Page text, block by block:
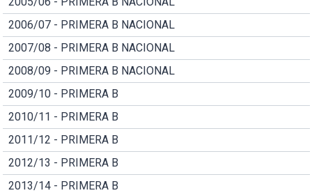
2006/07 - PRIMERA B NACIONAL
2007/08 - PRIMERA B NACIONAL
2008/09 - PRIMERA B NACIONAL
2009/10 - PRIMERA B
2010/11 - PRIMERA B
2011/12 - PRIMERA B
2012/13 - PRIMERA B
2013/14 - PRIMERA B